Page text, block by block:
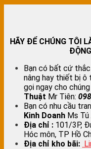
HÃY ĐỂ CHÚNG TÔI
Bạn có bất cứ
nâng hay thiết bị ô
gọi ngay cho
Thuật Mr Tiên:
Bạn có nhu cầu
Kinh Doanh Ms Tú
Địa chỉ : 101/3P,
Hóc môn, TP Hồ
Địa chỉ kho bãi: